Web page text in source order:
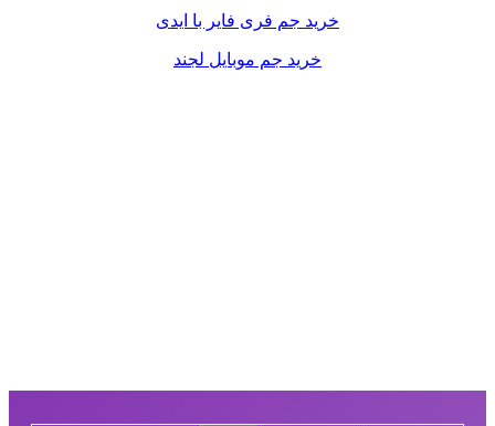
خرید جم فری فایر با ایدی
خرید جم موبایل لجند